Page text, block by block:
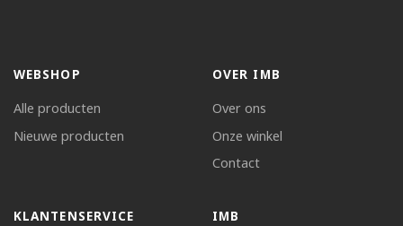
WEBSHOP
Alle producten
Nieuwe producten
OVER IMB
Over ons
Onze winkel
Contact
KLANTENSERVICE
IMB